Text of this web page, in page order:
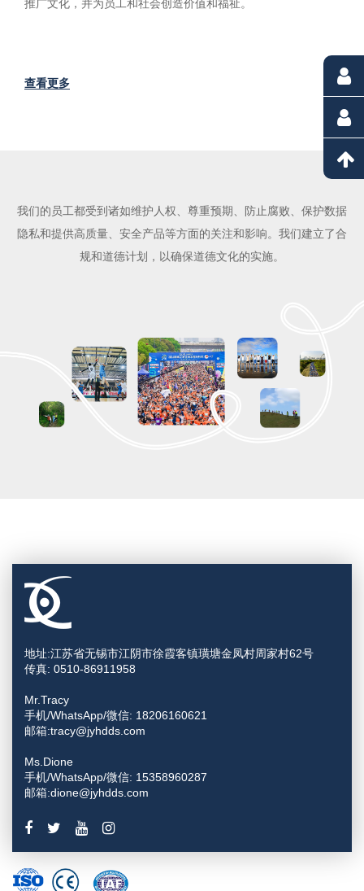
推广文化，并为员工和社会创造价值和福祉。
查看更多
我们的员工都受到诸如维护人权、尊重预期、防止腐败、保护数据
隐私和提供高质量、安全产品等方面的关注和影响。我们建立了合
规和道德计划，以确保道德文化的实施。
地址:江苏省无锡市江阴市徐霞客镇璜塘金凤村周家村62号
传真: 0510-86911958
Mr.Tracy
手机/WhatsApp/微信: 18206160621
邮箱:tracy@jyhdds.com
Ms.Dione
手机/WhatsApp/微信: 15358960287
邮箱:dione@jyhdds.com